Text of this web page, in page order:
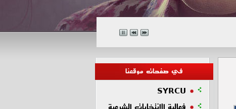
في صفحات موقعنا
SYRCU